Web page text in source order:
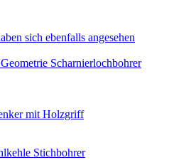
sich ebenfalls angesehen
Scharnierlochbohrer
mit Holzgriff
Stichbohrer